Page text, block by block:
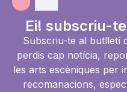
Ei! subscriu-
Subscriu-te al butlletí
perdis cap notícia,
les arts escèniques per
recomanacions,